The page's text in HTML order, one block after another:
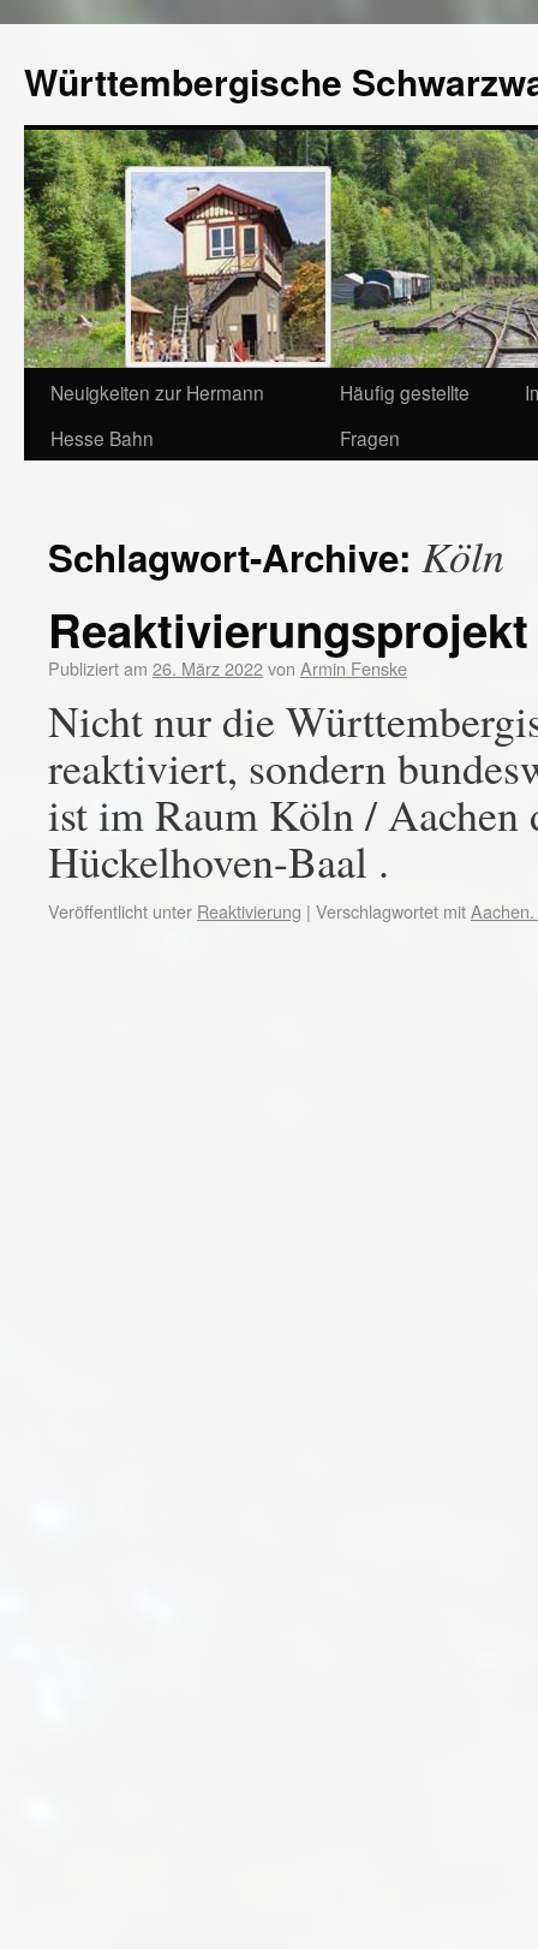
Württembergische
Neuigkeiten zur Hermann
Hesse Bahn
Häufig gestellte
Fragen
Schlagwort-Archive: Köln
Publiziert am 26. März 2022von Armin Fenske
Nicht nur die
reaktiviert, sondern
ist im Raum Köln / Aachen
Hückelhoven-Baal .
Veröffentlicht unter Reaktivierung | Verschlagwortet mit